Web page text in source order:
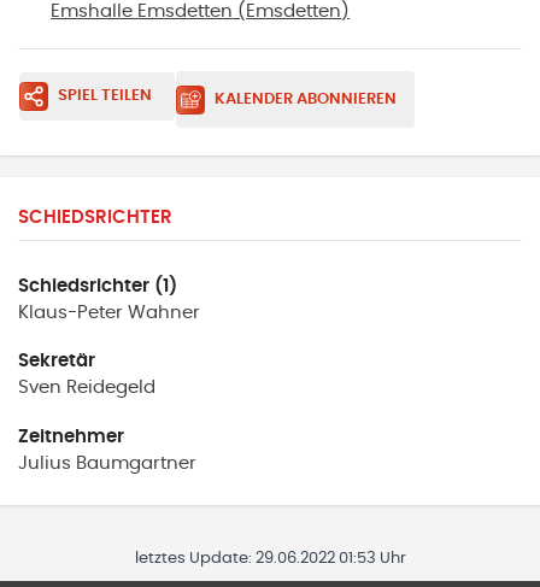
Emshalle Emsdetten ( Emsdetten )
SPIEL TEILEN KALENDER ABONNIEREN
SCHIEDSRICHTER
Schiedsrichter (1)
Klaus-Peter Wahner
Sekretär
Sven Reidegeld
Zeitnehmer
Julius Baumgartner
letztes Update: 29.06.2022 01:53 Uhr